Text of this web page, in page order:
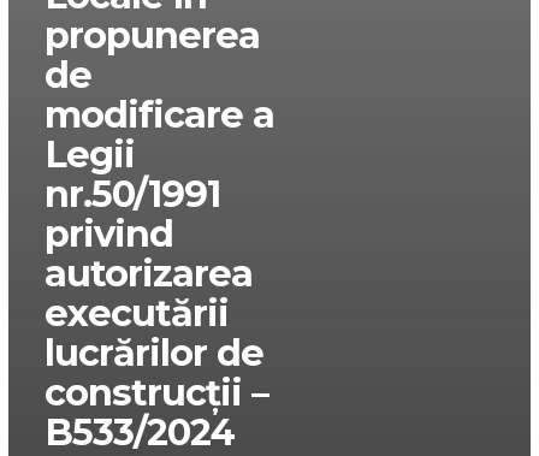
propunerea
de
modificare a
Legii
nr.50/1991
privind
autorizarea
executării
lucrărilor de
construcții –
B533/2024